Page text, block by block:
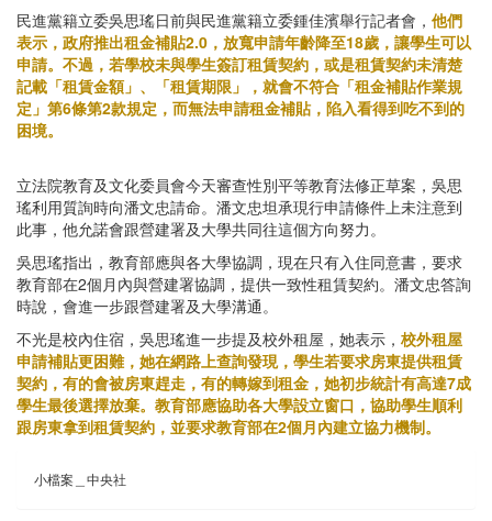
民進黨籍立委吳思瑤日前與民進黨籍立委鍾佳濱舉行記者會， 他們
表示，政府推出租金補貼2.0，放寬申請年齡降至18歲，讓學生可以
申請。不過，若學校未與學生簽訂租賃契約，或是租賃契約未清楚
記載「租賃金額」、「租賃期限」，就會不符合「租金補貼作業規
定」第6條第2款規定，而無法申請租金補貼，陷入看得到吃不到的
困境。
立法院教育及文化委員會今天審查性別平等教育法修正草案，吳思
瑤利用質詢時向潘文忠請命。潘文忠坦承現行申請條件上未注意到
此事，他允諾會跟營建署及大學共同往這個方向努力。
吳思瑤指出，教育部應與各大學協調，現在只有入住同意書，要求
教育部在2個月內與營建署協調，提供一致性租賃契約。潘文忠答詢
時說，會進一步跟營建署及大學溝通。
不光是校內住宿，吳思瑤進一步提及校外租屋，她表示， 校外租屋
申請補貼更困難，她在網路上查詢發現，學生若要求房東提供租賃
契約，有的會被房東趕走，有的轉嫁到租金，她初步統計有高達7成
學生最後選擇放棄。教育部應協助各大學設立窗口，協助學生順利
跟房東拿到租賃契約，並要求教育部在2個月內建立協力機制。
小檔案＿中央社